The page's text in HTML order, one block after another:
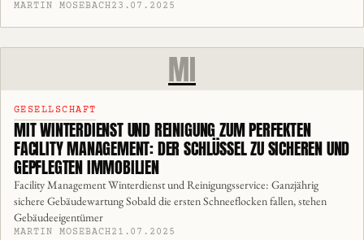
MARTIN MOSEBACH23.07.2025
MI
GESELLSCHAFT
MIT WINTERDIENST UND REINIGUNG ZUM PERFEKTEN
FACILITY MANAGEMENT: DER SCHLÜSSEL ZU SICHEREN UND
GEPFLEGTEN IMMOBILIEN
Facility Management Winterdienst und Reinigungsservice: Ganzjährig
sichere Gebäudewartung Sobald die ersten Schneeflocken fallen, stehen
Gebäudeeigentümer
MARTIN MOSEBACH21.07.2025